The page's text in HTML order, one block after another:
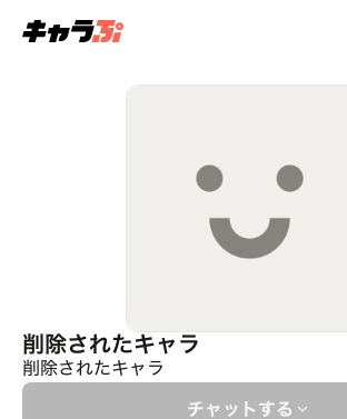
削除されたキャラ
削除されたキャラ
チャットする